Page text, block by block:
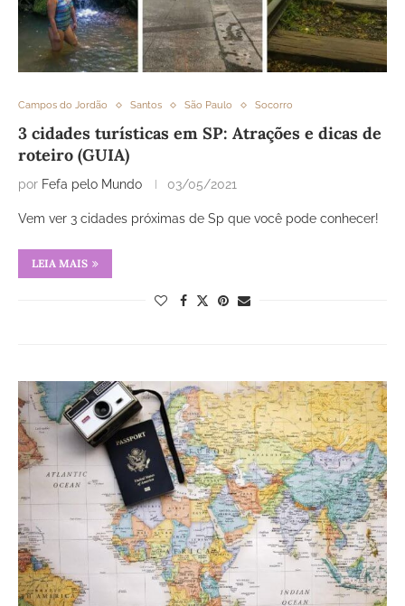
Campos do Jordão Santos São Paulo Socorro
3 cidades turísticas em SP: Atrações e dicas de
roteiro (GUIA)
por Fefa pelo Mundo 03/05/2021
Vem ver 3 cidades próximas de Sp que você pode conhecer!
LEIA MAIS